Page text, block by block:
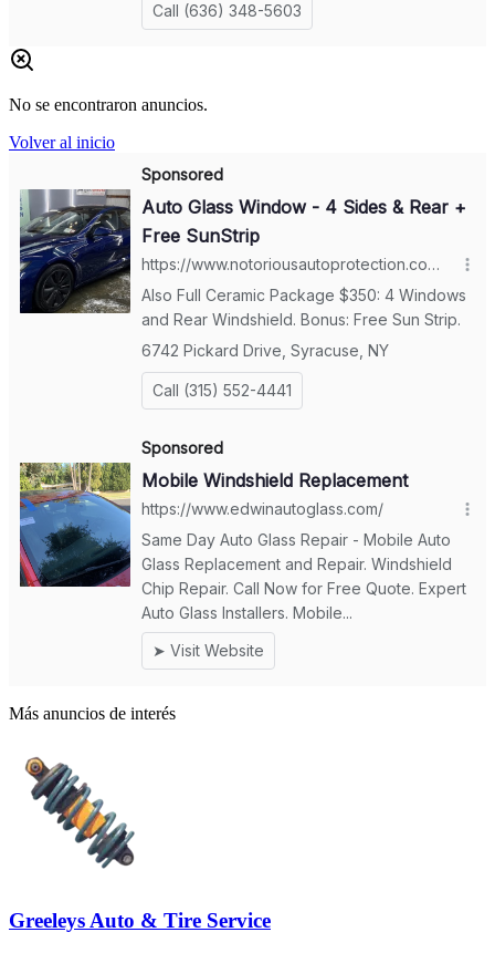
No se encontraron anuncios.
Volver al inicio
Más anuncios de interés
Greeleys Auto & Tire Service